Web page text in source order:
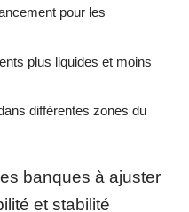
pour les
plus liquides et moins
différentes zones du
banques à ajuster
et stabilité